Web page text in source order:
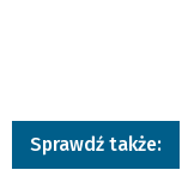
Sprawdź także: